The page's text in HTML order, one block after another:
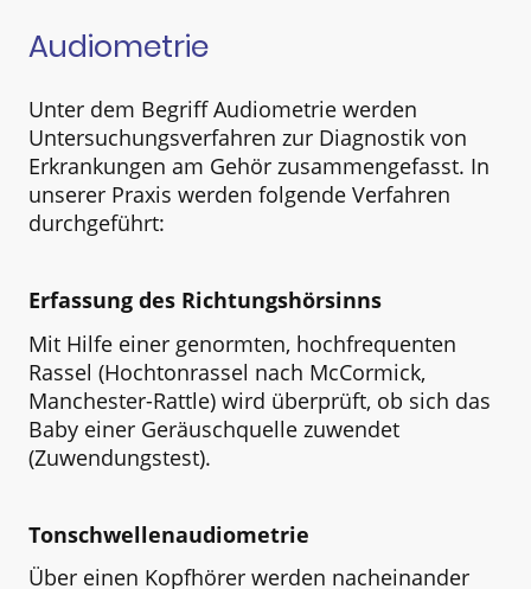
Audiometrie
Unter dem Begriff Audiometrie werden
Untersuchungsverfahren zur Diagnostik von
Erkrankungen am Gehör zusammengefasst. In
unserer Praxis werden folgende Verfahren
durchgeführt:
Erfassung des Richtungshörsinns
Mit Hilfe einer genormten, hochfrequenten
Rassel (Hochtonrassel nach McCormick,
Manchester-Rattle) wird überprüft, ob sich das
Baby einer Geräuschquelle zuwendet
(Zuwendungstest).
Tonschwellenaudiometrie
Über einen Kopfhörer werden nacheinander